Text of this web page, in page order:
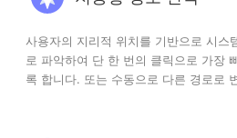
사용자의 지리적 위치를 기반으로 시스
로 파악하여 단 한 번의 클릭으로 가장
록 합니다. 또는 수동으로 다른 경로로